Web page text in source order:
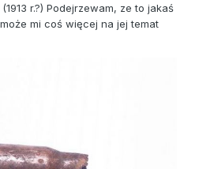
r.?) Podejrzewam, ze to jakaś
mi coś więcej na jej temat